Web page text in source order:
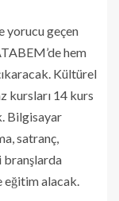
yorucu geçen
hem
Kültürel
kursları 14 kurs
Bilgisayar
satranç,
branşlarda
alacak.